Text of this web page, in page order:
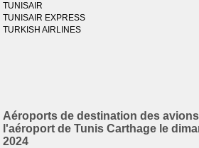
TUNISAIR
TUNISAIR EXPRESS
TURKISH AIRLINES
Aéroports de destination des
l'aéroport de Tunis Carthage le
2024